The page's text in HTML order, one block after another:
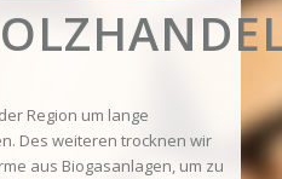
Region um lange
Des weiteren trocknen wir
aus Biogasanlagen, um zu